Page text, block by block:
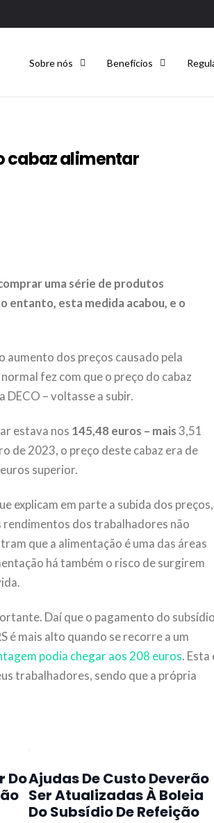
Sobre nós Benefícios
cabaz alimentar
uma série de produtos
entanto, esta medida acabou, e o
dos preços causado pela
fez com que o preço do cabaz
– voltasse a subir.
estava nos 145,48 euros – mais3,51
de 2023, o preço deste cabaz era de
superior.
explicam em parte a subida dos preços,
rendimentos dos trabalhadores não
que a alimentação é uma das áreas
há também o risco de surgirem
Daí que o pagamento do
é mais alto quando se recorre a um
podia chegar aos 208 euros. Esta
trabalhadores, sendo que a própria
DoAjudas De Custo Deverão
Ser Atualizadas À Boleia
Do Subsídio De Refeição